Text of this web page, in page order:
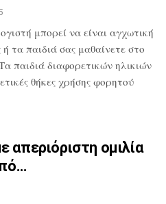
μπορεί να είναι αγχωτική
ή τα παιδιά σας μαθαίνετε στο
παιδιά διαφορετικών ηλικιών
θήκες χρήσης φορητού
απεριόριστη ομιλία